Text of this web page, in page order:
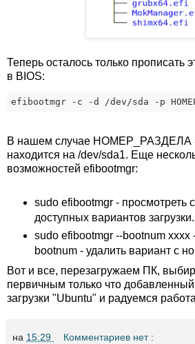
Теперь осталось только прописать
в BIOS:
efibootmgr -c -d /dev/sda -p
В нашем случае НОМЕР_РАЗДЕЛА =
находится на /dev/sda1. Еще
возможностей efibootmgr:
sudo efibootmgr - просмотреть
доступных вариантов загрузки.
sudo efibootmgr --bootnum xxxx
bootnum - удалить вариант с
Вот и все, перезагружаем ПК,
первичным только что
загрузки "Ubuntu" и радуемся
на 15:29 Комментариев нет :